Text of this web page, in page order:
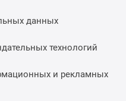
данных
технологий
и рекламных